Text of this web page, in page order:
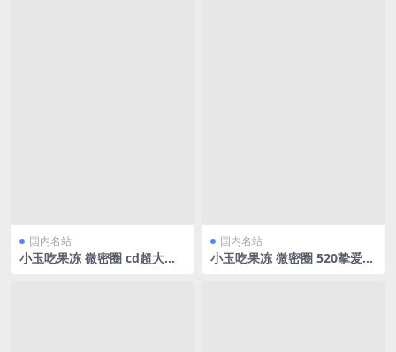
国内名站
小玉吃果冻 微密圈 cd超大的
国内名站
小玉吃果冻 微密圈 520挚爱献